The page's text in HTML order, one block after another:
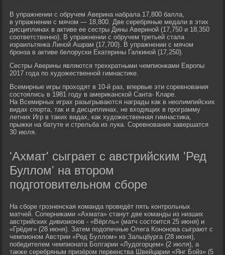
В упражнении с обручем Аверина набрала 17,800 балла,
в упражнении с мячом — 18,800. Две серебряные медали в этих
дисциплинах в активе ее сестры Дины Авериной (17,750 и 18,350
соответственно). В упражнении с обручем третьей стала
израильтянка Линой Ашрам (17,700). В упражнении с мячом
бронза в активе белоруски Екатерины Галкиной (17,250).
Сестры Аверины являются трехкратными чемпионками Европы
2017 года по художественной гимнастике.
Всемирные игры проходят в 10-й раз, впервые эти соревнования
состоялись в 1981 году в американской Санта- Кларе.
На Всемирных играх разыгрываются награды как в неолимпийских
видах спорта, так и в дисциплинах, не входящих в программу
летних Игр в таких видах, как художественная гимнастика,
прыжки на батуте и стрельба из лука. Соревнования завершатся
30 июля.
'Ахмат' сыграет с австрийским 'Ред
Буллом' на втором
подготовительном сборе
На сборе грозненская команда проведёт пять контрольных
матчей. Соперниками «Ахмата» станут две команды из низших
австрийских дивизионов - «Вёргль» (матч состоится 25 июня) и
«Грёдиг» (28 июня). Затем подопечные Олега Кононова сыграют с
чемпионом Австрии «Ред Буллом» из Зальцбурга (28 июня),
победителем чемпионата Болгарии «Лудогорцем» (2 июля), а
также серебряным призёром первенства Швейцарии «Янг Бойз» (5